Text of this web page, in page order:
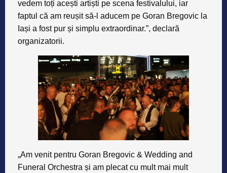
vedem toți acești artiști pe scena festivalului, iar
faptul că am reușit să-l aducem pe Goran Bregovic la
Iași a fost pur și simplu extraordinar.”, declară
organizatorii.
„Am venit pentru Goran Bregovic & Wedding and
Funeral Orchestra și am plecat cu mult mai mult